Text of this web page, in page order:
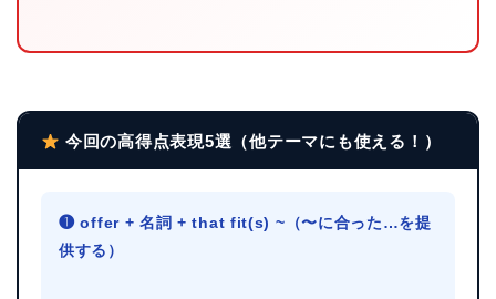
今回の高得点表現5選（他テーマにも使える！）
❶ offer + 名詞 + that fit(s) ~（〜に合った…を提
供する）